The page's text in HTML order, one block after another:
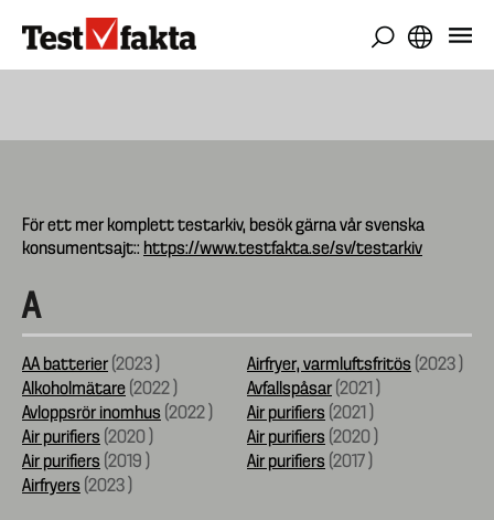
huvudinnehåll
För ett mer komplett testarkiv, besök gärna vår svenska
konsumentsajt:: https://www.testfakta.se/sv/testarkiv
A
AA batterier (2023 ) Airfryer, varmluftsfritös (2023 )
Alkoholmätare (2022 ) Avfallspåsar (2021 )
Avloppsrör inomhus (2022 ) Air purifiers (2021 )
Air purifiers (2020 ) Air purifiers (2020 )
Air purifiers (2019 ) Air purifiers (2017 )
Airfryers (2023 )